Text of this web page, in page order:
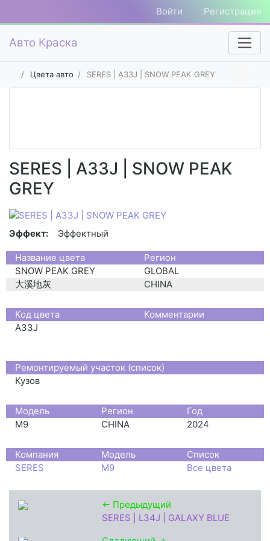
Войти Регистрация
Авто Краска
Цвета авто SERES | A33J | SNOW PEAK GREY
SERES | A33J | SNOW PEAK
GREY
Эффект: Эффектный
Название цвета
Регион
SNOW PEAK GREY
GLOBAL
大溪地灰
CHINA
Код цвета
Комментарии
A33J
Ремонтируемый участок (список)
Кузов
Moдель Регион
Год
M9
CHINA 2024
Компания Модель
Список
SERES
M9 Все цвета
← Предыдущий
SERES | L34J | GALAXY BLUE